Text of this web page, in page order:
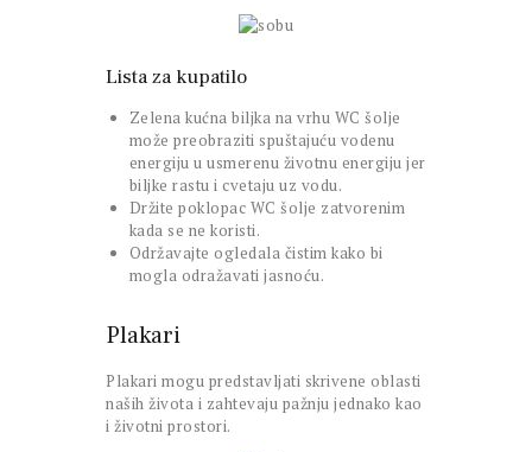
Lista za kupatilo
Zelena kućna biljka na vrhu WC šolje
može preobraziti spuštajuću vodenu
energiju u usmerenu životnu energiju jer
biljke rastu i cvetaju uz vodu.
Držite poklopac WC šolje zatvorenim
kada se ne koristi.
Održavajte ogledala čistim kako bi
mogla odražavati jasnoću.
Plakari
Plakari mogu predstavljati skrivene oblasti
naših života i zahtevaju pažnju jednako kao
i životni prostori.